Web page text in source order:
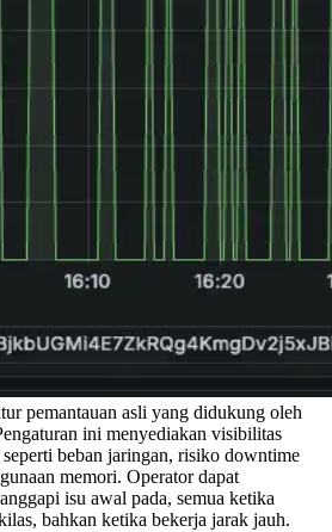
pemantauan asli yang didukung oleh
ini menyediakan visibilitas
beban jaringan, risiko downtime
memori. Operator dapat
isu awal pada, semua ketika
bahkan ketika bekerja jarak jauh.